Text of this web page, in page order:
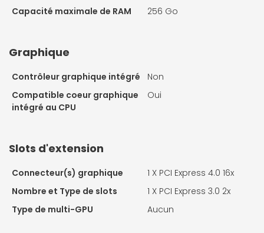
Capacité maximale de RAM 256 Go
Graphique
Contrôleur graphique intégré
Non
Compatible coeur graphique
intégré au CPU
Oui
Slots d'extension
Connecteur(s) graphique 1 X PCI Express 4.0 16x
Nombre et Type de slots
1 X PCI Express 3.0 2x
Type de multi-GPU
Aucun